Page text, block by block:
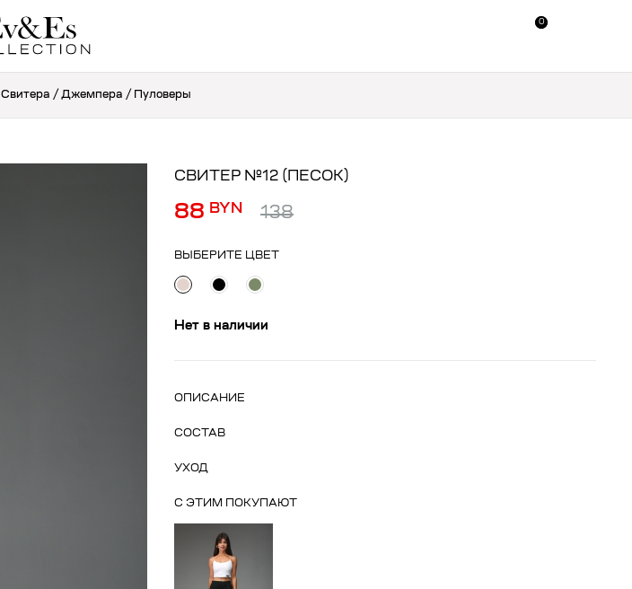
0
0
Свитера / Джемпера / Пуловеры
СВИТЕР №12 (ПЕСОК)
88 BYN 138
ВЫБЕРИТЕ ЦВЕТ
Нет в наличии
ОПИСАНИЕ
СОСТАВ
УХОД
С ЭТИМ ПОКУПАЮТ